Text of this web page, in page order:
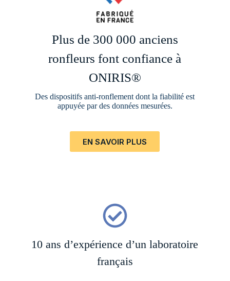
Plus de 300 000 anciens
ronfleurs font confiance à
ONIRIS®
Des dispositifs anti-ronflement dont la fiabilité est
appuyée par des données mesurées.
EN SAVOIR PLUS
10 ans d’expérience d’un laboratoire
français